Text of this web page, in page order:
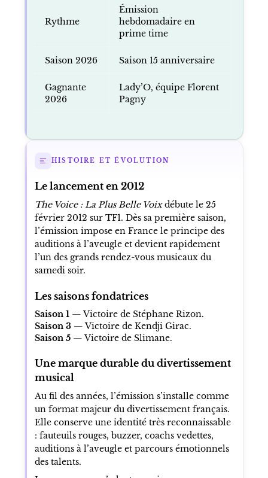
Rythme
Émission
hebdomadaire en
prime time
Saison 2026 Saison 15 anniversaire
Gagnante
2026
Lady’O, équipe Florent
Pagny
HISTOIRE ET ÉVOLUTION
Le lancement en 2012
The Voice : La Plus Belle Voixdébute le 25
février 2012 sur TF1. Dès sa première saison,
l’émission impose en France le principe des
auditions à l’aveugle et devient rapidement
l’un des grands rendez-vous musicaux du
samedi soir.
Les saisons fondatrices
Saison 1— Victoire de Stéphane Rizon.
Saison 3— Victoire de Kendji Girac.
Saison 5— Victoire de Slimane.
Une marque durable du divertissement
musical
Au fil des années, l’émission s’installe comme
un format majeur du divertissement français.
Elle conserve une identité très reconnaissable
: fauteuils rouges, buzzer, coachs vedettes,
auditions à l’aveugle et parcours émotionnels
des talents.